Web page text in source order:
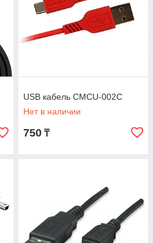
USB кабель CMCU-002C
Нет в наличии
750 ₸